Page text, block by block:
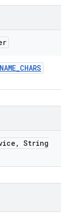
NAME_CHARS
, String